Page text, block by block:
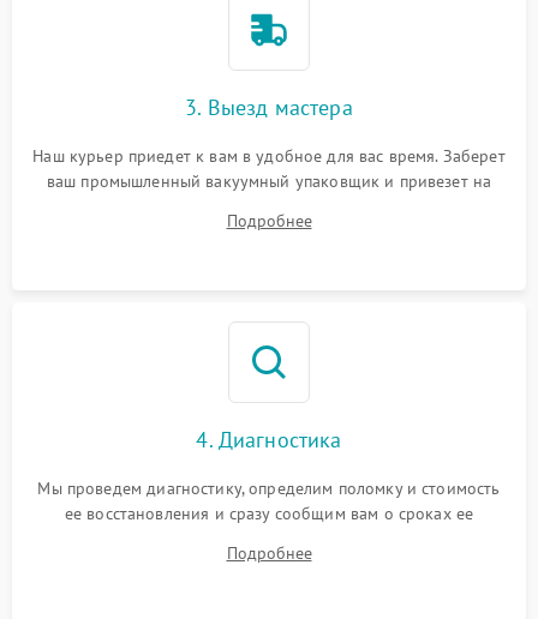
3. Выезд мастера
Наш курьер приедет к вам в удобное для вас время. Заберет
ваш промышленный вакуумный упаковщик и привезет на
Подробнее
4. Диагностика
Мы проведем диагностику, определим поломку и стоимость
ее восстановления и сразу сообщим вам о сроках ее
Подробнее